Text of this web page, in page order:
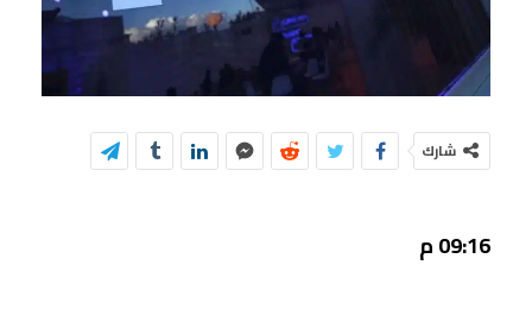
شارك
09:16 م